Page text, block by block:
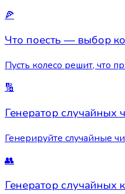
🍕
Что поесть — выбор
Пусть колесо решит, что
🔢
Генератор случайных
Генерируйте случайные
👥
Генератор случайных